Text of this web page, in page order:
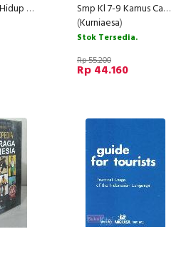
40 Kisah Akhir Hidup Kezaliman Makhluk-Makhluk Allah
Smp Kl 7-9 Kamus Canggih Biologi
(Kurniaesa)
Stok Tersedia.
Rp 55.200
Rp 44.160